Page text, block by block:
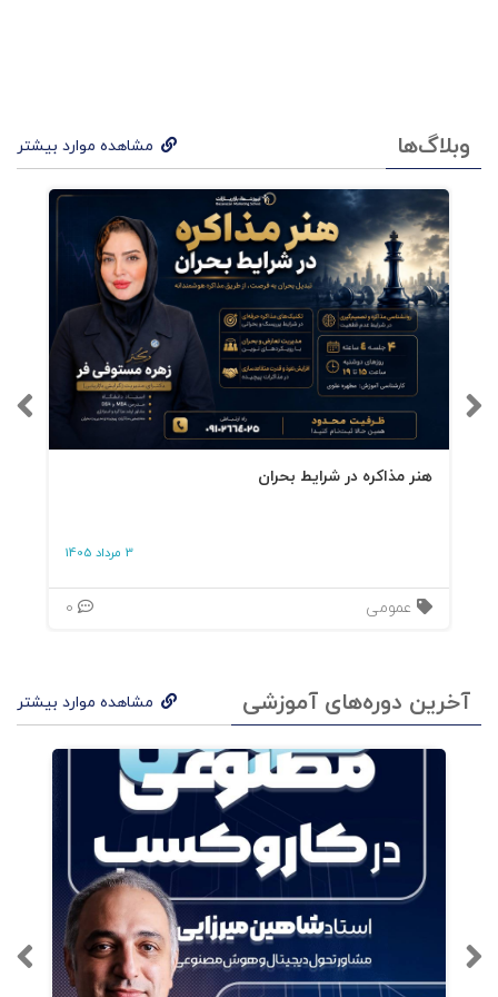
بخش چهارم: هیچ مرد یا) (زنی) جزیره نیست -
آدم همه پسند ،عاشق دلقک
فصل دهم: آدم همه پسند
فصل یازدهم: عاشق
فصل دوازدهم: دلقک
بخش پنجم: سر و شکل دادن به جهان - حامی خالق
حاكم
فصل چهاردهم: خالق
یک برند کهن الگویی
فصل شانزدهم: کنگر فرنگی - کشف معنای
کهن الگویی برند شما
فصل هفدهم: داستان سرایی برند
فصل هجدهم: مورد مارچ آو دایمز -
درسهایی در دالان ورودی
وبلاگ‌ها مشاهده موارد بیشتر
هنر مذاکره در شرایط بحران
3 مرداد 1405
عمومی
آخرین دوره‌های آموزشی مشاهده موارد بیشتر